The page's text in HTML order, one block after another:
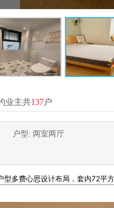
业主共137户
户型: 两室两厅
型多费心思设计布局，套内72平